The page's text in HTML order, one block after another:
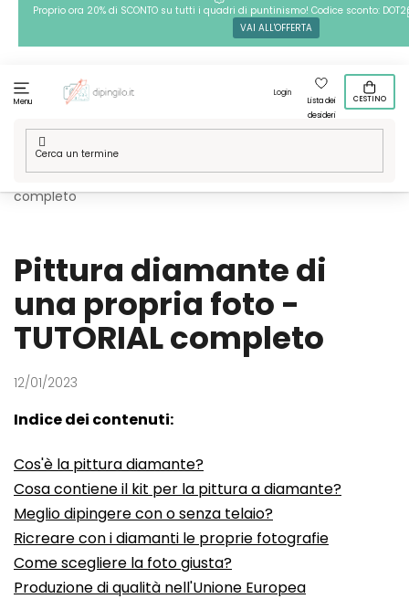
PassaProprio ora 20% di SCONTO su tutti i quadri di puntinismo! Codice sconto:
VAI ALL'OFFERTA
Menu
Login
Lista dei
desideri
CESTINO
Casa
/ Blog / Pittura diamante di una propria foto - TUTORIAL
completo
Pittura diamante di
una propria foto -
TUTORIAL completo
12/01/2023
Indice dei contenuti:
Cos'è la pittura diamante?
Cosa contiene il kit per la pittura a diamante?
Meglio dipingere con o senza telaio?
Ricreare con i diamanti le proprie fotografie
Come scegliere la foto giusta?
Produzione di qualità nell'Unione Europea